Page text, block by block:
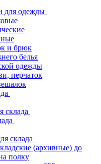
для одежды
и брюк
белья
одежды
перчаток
склада
склада
(архивные) до
полку